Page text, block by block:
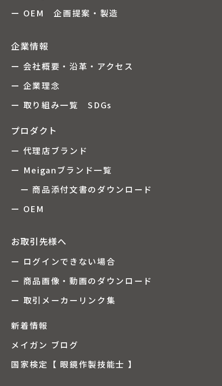
ー OEM 企画提案・製造
企業情報
ー 会社概要・沿革・アクセス
ー 企業理念
ー 取り組み一覧 SDGs
プロダクト
ー 代理店ブランド
ー Meiganブランド一覧
ー 商品添付文書のダウンロード
ー OEM
お取引先様へ
ー ログインできない場合
ー 商品画像・動画のダウンロード
ー 取引メーカーリンク集
新着情報
メイガン ブログ
国家検定【 眼鏡作製技能士 】